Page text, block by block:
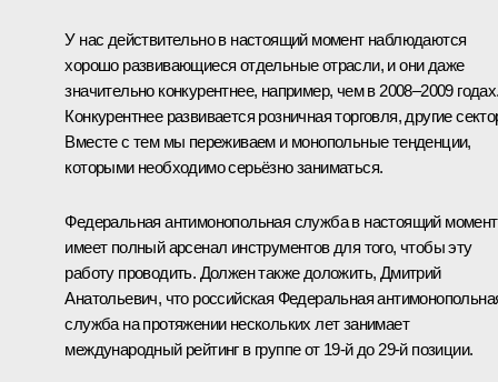
У нас действительно в настоящий момент наблюдаются
хорошо развивающиеся отдельные отрасли, и они даже
значительно конкурентнее, например, чем в 2008–2009
Конкурентнее развивается розничная торговля, другие
Вместе с тем мы переживаем и монопольные тенденции,
которыми необходимо серьёзно заниматься.
Федеральная антимонопольная служба в настоящий момент
имеет полный арсенал инструментов для того, чтобы эту
работу проводить. Должен также доложить, Дмитрий
Анатольевич, что российская Федеральная
служба на протяжении нескольких лет занимает
международный рейтинг в группе от 19-й до 29-й позиции.